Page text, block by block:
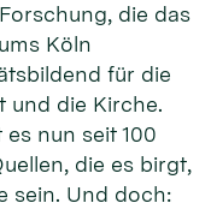
die das
Köln
für die
und die Kirche.
nun seit 100
die es birgt,
sein. Und doch: